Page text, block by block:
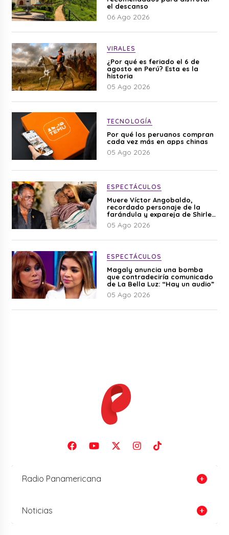
el descanso
06 Ago 2026
VIRALES
¿Por qué es feriado el 6 de
agosto en Perú? Esta es la
historia
05 Ago 2026
TECNOLOGÍA
Por qué los peruanos compran
cada vez más en apps chinas
05 Ago 2026
ESPECTÁCULOS
Muere Víctor Angobaldo,
recordado personaje de la
farándula y expareja de Shirley
Cherres
05 Ago 2026
ESPECTÁCULOS
Magaly anuncia una bomba
que contradeciría comunicado
de La Bella Luz: “Hay un audio”
05 Ago 2026
Radio Panamericana
Noticias